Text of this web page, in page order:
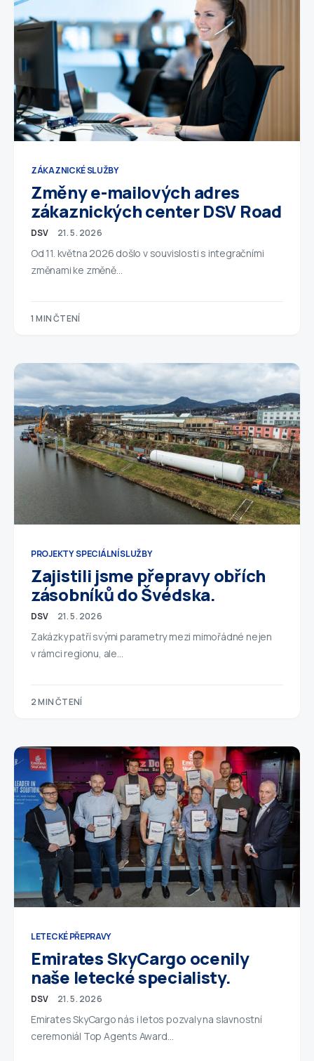
ZÁKAZNICKÉ SLUŽBY
Změny e-mailových adres
zákaznických center DSV Road
DSV 21. 5. 2026
Od 11. května 2026 došlo v souvislosti s integračními
změnami ke změně…
1 MIN ČTENÍ
PROJEKTY SPECIÁLNÍ SLUŽBY
Zajistili jsme přepravy obřích
zásobníků do Švédska.
DSV 21. 5. 2026
Zakázky patří svými parametry mezi mimořádné nejen
v rámci regionu, ale…
2 MIN ČTENÍ
LETECKÉ PŘEPRAVY
Emirates SkyCargo ocenily
naše letecké specialisty.
DSV 21. 5. 2026
Emirates SkyCargo nás i letos pozvaly na slavnostní
ceremoniál Top Agents Award…